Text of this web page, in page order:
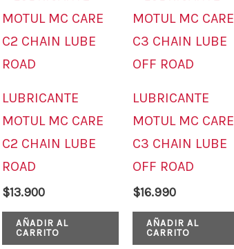
LUBRICANTE
MOTUL MC CARE
C2 CHAIN LUBE
ROAD
$13.900
AÑADIR AL
CARRITO
LUBRICANTE
MOTUL MC CARE
C3 CHAIN LUBE
OFF ROAD
$16.990
AÑADIR AL
CARRITO